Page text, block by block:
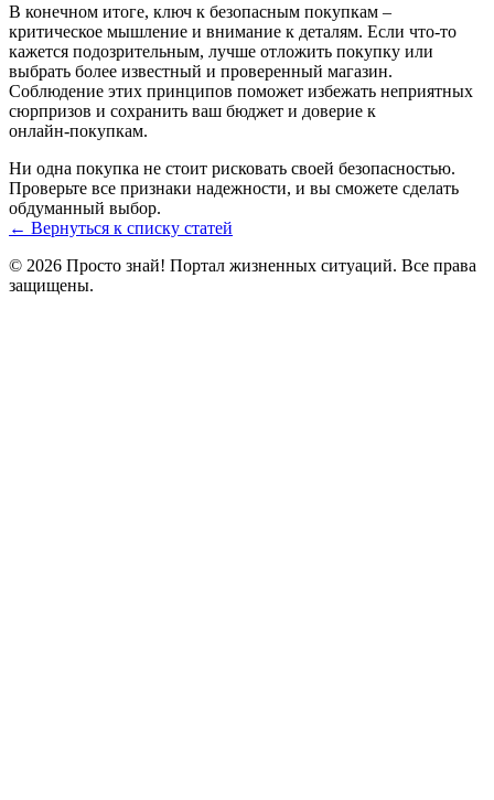
В конечном итоге, ключ к безопасным покупкам –
критическое мышление и внимание к деталям. Если что-то
кажется подозрительным, лучше отложить покупку или
выбрать более известный и проверенный магазин.
Соблюдение этих принципов поможет избежать неприятных
сюрпризов и сохранить ваш бюджет и доверие к
онлайн‑покупкам.
Ни одна покупка не стоит рисковать своей безопасностью.
Проверьте все признаки надежности, и вы сможете сделать
обдуманный выбор.
← Вернуться к списку статей
© 2026 Просто знай! Портал жизненных ситуаций. Все права
защищены.